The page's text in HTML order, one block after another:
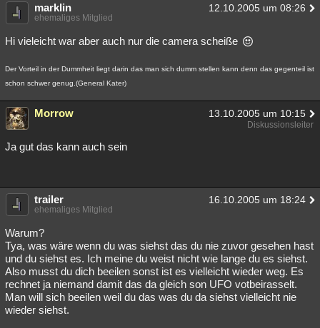
marklin 12.10.2005 um 08:26
ehemaliges Mitglied
Hi vieleicht war aber auch nur die camera scheiße
Der Vorteil in der Dummheit liegt darin das man sich dumm stellen kann denn das gegenteil ist
schon schwer genug.(General Kater)
Morrow 13.10.2005 um 10:15
Diskussionsleiter
Ja gut das kann auch sein
trailer 16.10.2005 um 18:24
ehemaliges Mitglied
Warum?
Tya, was wäre wenn du was siehst das du nie zuvor gesehen hast
und du siehst es. Ich meine du weist nicht wie lange du es siehst.
Also musst du dich beeilen sonst ist es vielleicht wieder weg. Es
rechnet ja niemand damit das da gleich son UFO votbeirasselt.
Man will sich beeilen weil du das was du da siehst vielleicht nie
wieder siehst.